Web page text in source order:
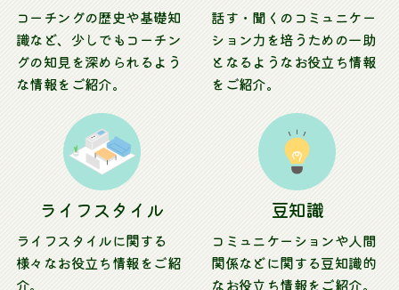
コーチングの歴史や基礎知
識など、少しでもコーチン
グの知見を深められるよう
な情報をご紹介。
話す・聞くのコミュニケー
ション力を培うための一助
となるようなお役立ち情報
をご紹介。
ライフスタイル
ライフスタイルに関する
様々なお役立ち情報をご紹
介。
豆知識
コミュニケーションや人間
関係などに関する豆知識的
なお役立ち情報をご紹介。